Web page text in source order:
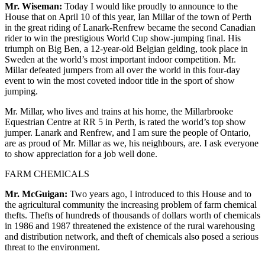
Mr. Wiseman: Today I would like proudly to announce to the
House that on April 10 of this year, Ian Millar of the town of Perth
in the great riding of Lanark-Renfrew became the second Canadian
rider to win the prestigious World Cup show-jumping final. His
triumph on Big Ben, a 12-year-old Belgian gelding, took place in
Sweden at the world’s most important indoor competition. Mr.
Millar defeated jumpers from all over the world in this four-day
event to win the most coveted indoor title in the sport of show
jumping.
Mr. Millar, who lives and trains at his home, the Millarbrooke
Equestrian Centre at RR 5 in Perth, is rated the world’s top show
jumper. Lanark and Renfrew, and I am sure the people of Ontario,
are as proud of Mr. Millar as we, his neighbours, are. I ask everyone
to show appreciation for a job well done.
FARM CHEMICALS
Mr. McGuigan: Two years ago, I introduced to this House and to
the agricultural community the increasing problem of farm chemical
thefts. Thefts of hundreds of thousands of dollars worth of chemicals
in 1986 and 1987 threatened the existence of the rural warehousing
and distribution network, and theft of chemicals also posed a serious
threat to the environment.